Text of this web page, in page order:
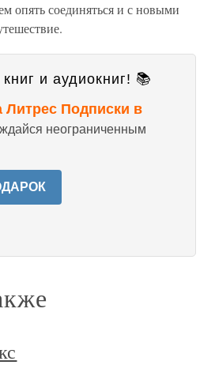
опять соединяться и с новыми
и аудиокниг! 📚
Литрес Подписки в
неограниченным